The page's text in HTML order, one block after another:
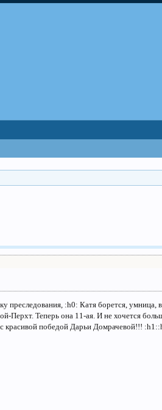
преследования, :h0: Катя борется,
Перхт. Теперь она 11-ая. И не хочется
красивой победой Дарьи Домрачевой!!!